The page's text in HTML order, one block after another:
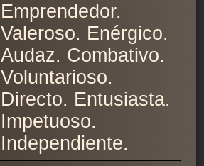
Emprendedor.
Valeroso. Enérgico.
Audaz. Combativo.
Voluntarioso.
Directo. Entusiasta.
Impetuoso.
Independiente.